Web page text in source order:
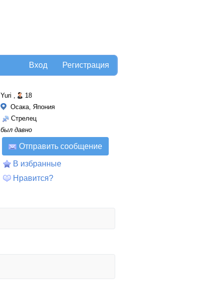
Регистрация
Вход
Yuri ,
18
Осака, Япония
Стрелец
был давно
Отправить сообщение
В избранные
Нравится?